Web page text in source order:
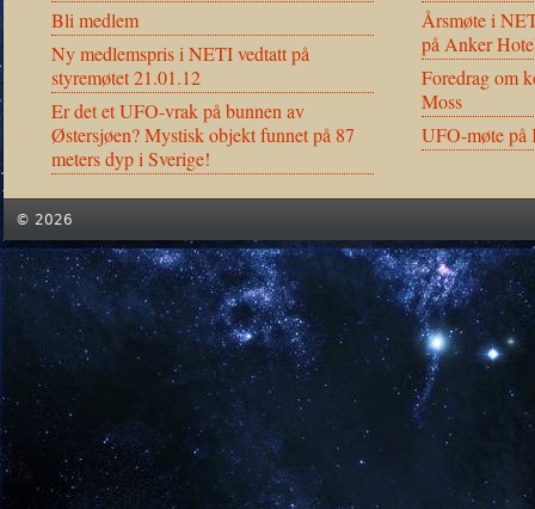
Bli medlem
Ny medlemspris i NETI vedtatt på
styremøtet 21.01.12
Er det et UFO-vrak på bunnen av
Østersjøen? Mystisk objekt funnet på 87
meters dyp i Sverige!
Årsmøte i
på Anker
Foredrag om
Moss
UFO-møte på
© 2026